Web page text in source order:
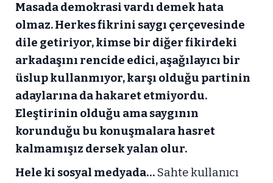
Masada demokrasi vardı demek hata
olmaz. Herkes fikrini saygı çerçevesinde
dile getiriyor, kimse bir diğer fikirdeki
arkadaşını rencide edici, aşağılayıcı bir
üslup kullanmıyor, karşı olduğu partinin
adaylarına da hakaret etmiyordu.
Eleştirinin olduğu ama saygının
korunduğu bu konuşmalara hasret
kalmamışız dersek yalan olur.
Hele ki sosyal medyada… Sahte kullanıcı